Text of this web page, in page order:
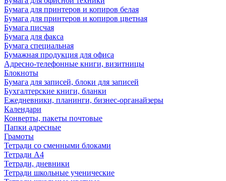
Бумага для принтеров и копиров белая
Бумага для принтеров и копиров цветная
Бумага писчая
Бумага для факса
Бумага специальная
Бумажная продукция для офиса
Адресно-телефонные книги, визитницы
Блокноты
Бумага для записей, блоки для записей
Бухгалтерские книги, бланки
Ежедневники, планинги, бизнес-органайзеры
Календари
Конверты, пакеты почтовые
Папки адресные
Грамоты
Тетради со сменными блоками
Тетради А4
Тетради, дневники
Тетради школьные ученические